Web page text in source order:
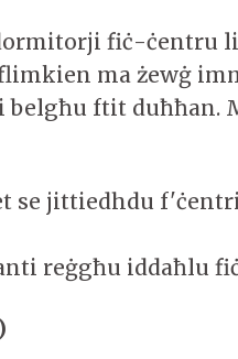
fiċ-ċentru
ma żewġ
ftit duħħan.
se jittiedhdu f'ċentri
reġgħu iddaħlu